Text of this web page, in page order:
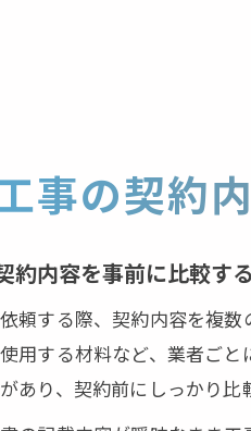
事の契約
約内容を事前に比較す
頼する際、契約内容を複
用する材料など、業者ご
あり、契約前にしっかり比